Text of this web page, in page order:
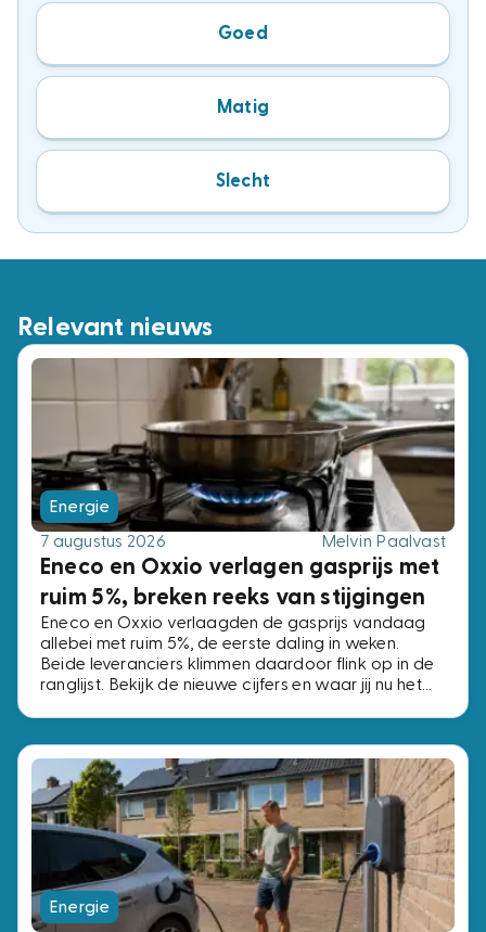
Goed
Matig
Slecht
Relevant nieuws
Energie
7 augustus 2026
Melvin Paalvast
Eneco en Oxxio verlagen gasprijs met
ruim 5%, breken reeks van stijgingen
Eneco en Oxxio verlaagden de gasprijs vandaag
allebei met ruim 5%, de eerste daling in weken.
Beide leveranciers klimmen daardoor flink op in de
ranglijst. Bekijk de nieuwe cijfers en waar jij nu het
Energie